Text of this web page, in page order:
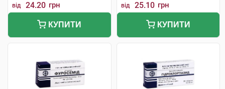
від 24.20 грн
КУПИТИ
від 25.10 грн
КУПИТИ